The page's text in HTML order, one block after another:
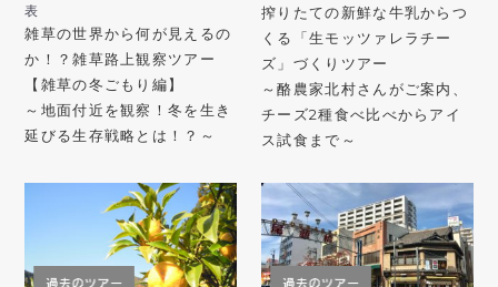
表
雑草の世界から何が見えるの
か！？雑草路上観察ツアー
【雑草の冬ごもり編】
～地面付近を観察！冬を生き
延びる生存戦略とは！？～
搾りたての新鮮な牛乳からつ
くる「生モッツァレラチー
ズ」づくりツアー
～酪農家北村さんがご案内、
チーズ2種食べ比べからアイ
ス試食まで～